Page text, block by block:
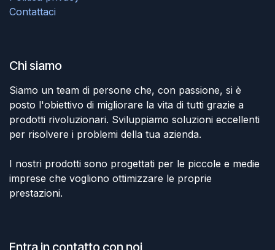
Contattaci
Chi siamo
Siamo un team di persone che, con passione, si è
posto l'obiettivo di migliorare la vita di tutti grazie a
prodotti rivoluzionari. Sviluppiamo soluzioni eccellenti
per risolvere i problemi della tua azienda.
I nostri prodotti sono progettati per le piccole e medie
imprese che vogliono ottimizzare le proprie
prestazioni.
Entra in contatto con noi